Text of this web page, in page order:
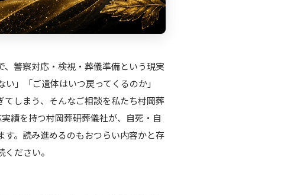
、警察対応・検視・葬儀準備という現実
」「ご遺体はいつ戻ってくるのか」
しまう、そんなご相談を私たち村岡葬
績を持つ村岡葬研葬儀社が、自死・自
。読み進めるのもおつらい内容かと存
ださい。